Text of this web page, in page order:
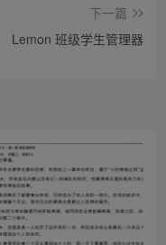
下一篇
Lemon 班级学生管理器